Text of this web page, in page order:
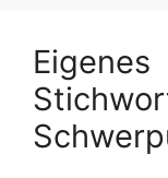
Eigenes